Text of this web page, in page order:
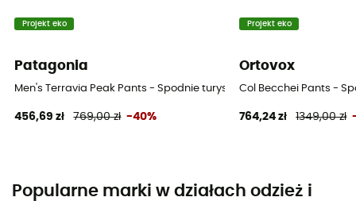
Projekt eko
Patagonia
Men's Terravia Peak Pants - Spodnie turystyczne męskie
456,69 zł 769,00 zł -40%
Projekt eko
Ortovox
Col Becchei Pants -
764,24 zł 1349,00 zł
Popularne marki w działach odzież i